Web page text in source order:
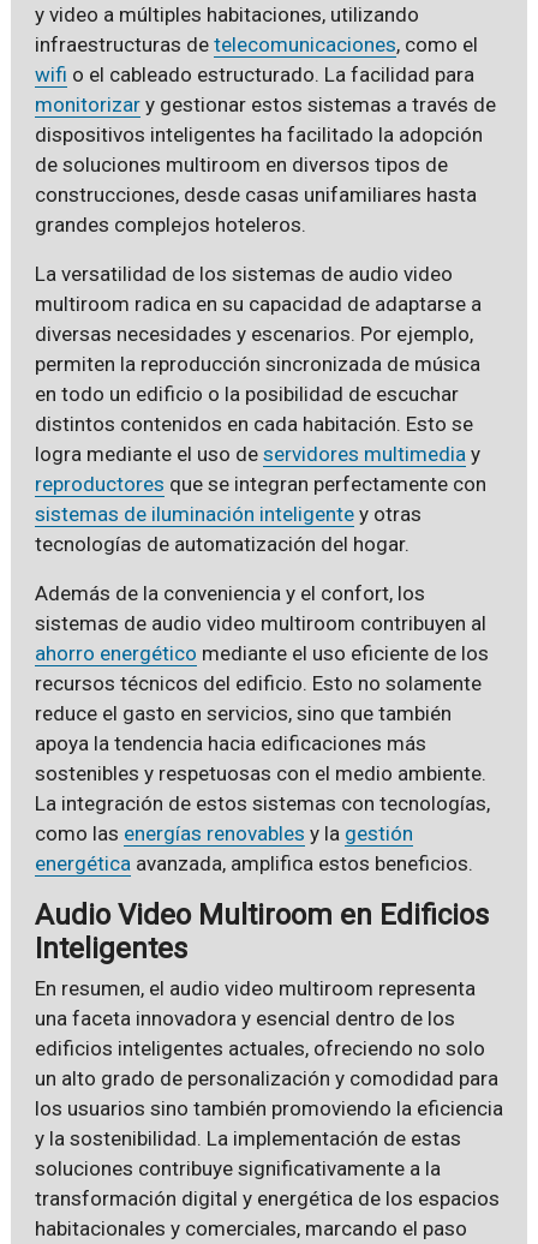
y video a múltiples habitaciones, utilizando
infraestructuras de telecomunicaciones, como el
wifi o el cableado estructurado. La facilidad para
monitorizary gestionar estos sistemas a través de
dispositivos inteligentes ha facilitado la adopción
de soluciones multiroom en diversos tipos de
construcciones, desde casas unifamiliares hasta
grandes complejos hoteleros.
La versatilidad de los sistemas de audio video
multiroom radica en su capacidad de adaptarse a
diversas necesidades y escenarios. Por ejemplo,
permiten la reproducción sincronizada de música
en todo un edificio o la posibilidad de escuchar
distintos contenidos en cada habitación. Esto se
logra mediante el uso de servidores multimedia y
reproductores que se integran perfectamente con
sistemas de iluminación inteligentey otras
tecnologías de automatización del hogar.
Además de la conveniencia y el confort, los
sistemas de audio video multiroom contribuyen al
ahorro energético mediante el uso eficiente de los
recursos técnicos del edificio. Esto no solamente
reduce el gasto en servicios, sino que también
apoya la tendencia hacia edificaciones más
sostenibles y respetuosas con el medio ambiente.
La integración de estos sistemas con tecnologías,
como las energías renovables y la gestión
energética avanzada, amplifica estos beneficios.
Audio Video Multiroom en Edificios
Inteligentes
En resumen, el audio video multiroom representa
una faceta innovadora y esencial dentro de los
edificios inteligentes actuales, ofreciendo no solo
un alto grado de personalización y comodidad para
los usuarios sino también promoviendo la eficiencia
y la sostenibilidad. La implementación de estas
soluciones contribuye significativamente a la
transformación digital y energética de los espacios
habitacionales y comerciales, marcando el paso